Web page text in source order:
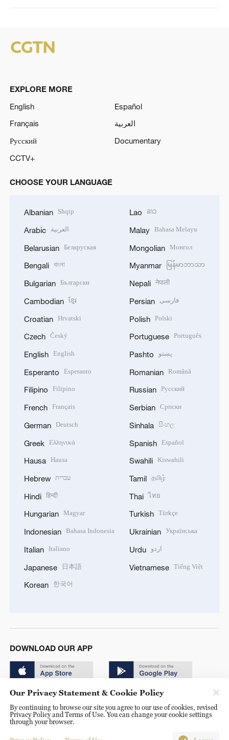
EXPLORE MORE
English
Español
Français
العربية
Русский
Documentary
CCTV+
CHOOSE YOUR LANGUAGE
Albanian Shqip
Arabic العربية
Belarusian Беларуская
Bengali বাংলা
Bulgarian Български
Cambodian ខ្មែរ
Croatian Hrvatski
Czech Český
English English
Esperanto Esperanto
Filipino Filipino
French Français
German Deutsch
Greek Ελληνικά
Hausa Hausa
Hebrew עברית
Hindi हिन्दी
Hungarian Magyar
Indonesian Bahasa Indonesia
Italian Italiano
Japanese 日本語
Korean 한국어
Lao ລາວ
Malay Bahasa Melayu
Mongolian Монгол
Myanmar မြန်မာဘာသာ
Nepali नेपाली
Persian فارسی
Polish Polski
Portuguese Português
Pashto پښتو
Romanian Română
Russian Русский
Serbian Српски
Sinhala සිංහල
Spanish Español
Swahili Kiswahili
Tamil தமிழ்
Thai ไทย
Turkish Türkçe
Ukrainian Українська
Urdu اردو
Vietnamese Tiếng Việt
DOWNLOAD OUR APP
© China Radio International.CRI. All Rights Reserved. 16A
Shijingshan Road, Beijing, China. 100040
Our Privacy Statement & Cookie Policy
By continuing to browse our site you agree to our use of cookies, revised
Privacy Policy and Terms of Use. You can change your cookie settings
through your browser.